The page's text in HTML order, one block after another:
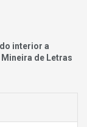
interior a
de Letras